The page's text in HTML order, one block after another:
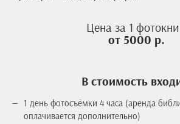
Цена за 1
от 5000 р.
В стоимость
1 день фотосъёмки 4 часа (аренда
оплачивается дополнительно)